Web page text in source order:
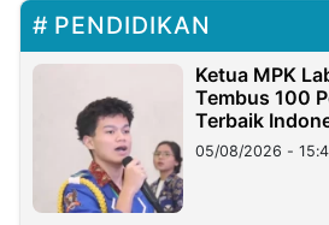
PENDIDIKAN
Ketua MPK
Tembus 100
Terbaik
05/08/2026 -